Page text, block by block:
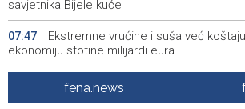
savjetnika Bijele kuće
07:47
Ekstremne vrućine i suša već
ekonomiju stotine milijardi eura
Danas u Sarajevu akcija darivanja krvi
opet njihov heroj
fena.news